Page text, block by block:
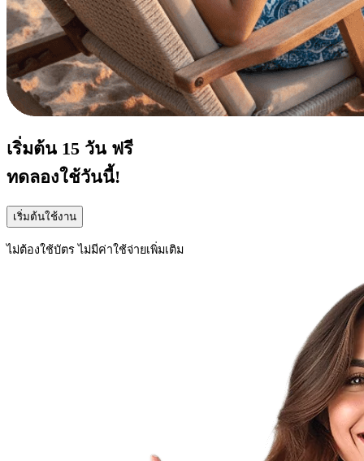
เริ่มต้น 15 วัน ฟรี
ทดลองใช้วันนี้!
เริ่มต้นใช้งาน
ไม่ต้องใช้บัตร ไม่มีค่าใช้จ่ายเพิ่มเติม